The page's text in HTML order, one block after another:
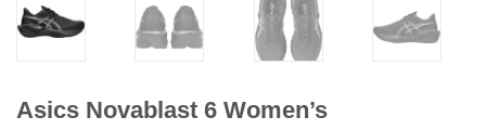
Asics Novablast 6 Women’s